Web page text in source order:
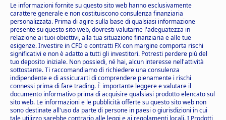
Le informazioni fornite su questo sito web hanno esclusivamente
carattere generale e non costituiscono consulenza finanziaria
personalizzata. Prima di agire sulla base di qualsiasi informazione
presente su questo sito web, dovresti valutarne l'adeguatezza in
relazione ai tuoi obiettivi, alla tua situazione finanziaria e alle tue
esigenze. Investire in CFD e contratti FX con margine comporta rischi
significativi e non è adatto a tutti gli investitori. Potresti perdere più del
tuo deposito iniziale. Non possiedi, né hai, alcun interesse nell'attività
sottostante. Ti raccomandiamo di richiedere una consulenza
indipendente e di assicurarti di comprendere pienamente i rischi
connessi prima di fare trading. È importante leggere e valutare il
documento informativo prima di acquisire qualsiasi prodotto elencato sul
sito web. Le informazioni e le pubblicità offerte su questo sito web non
sono destinate all'uso da parte di persone in paesi o giurisdizioni in cui
tale utilizzo sarebbe contrario alle leggi e ai regolamenti locali. I Prodotti